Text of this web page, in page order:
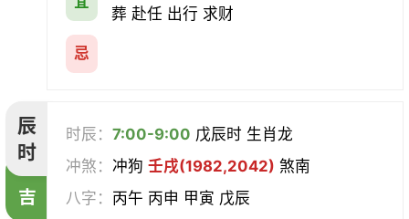
葬 赴任 出行 求财
忌
辰
时
吉
时辰：7:00-9:00 戊辰时 生肖龙
冲煞：冲狗壬戌(1982,2042) 煞南
八字： 丙午 丙申 甲寅 戊辰